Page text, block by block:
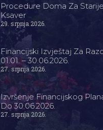
Procedure Doma Za
Ksaver
29. srpnja 2026.
Financijski Izvještaj Za
01.01. – 30.06.2026.
27. srpnja 2026.
Izvršenje Financijskog
Do 30.06.2026.
27. srpnja 2026.